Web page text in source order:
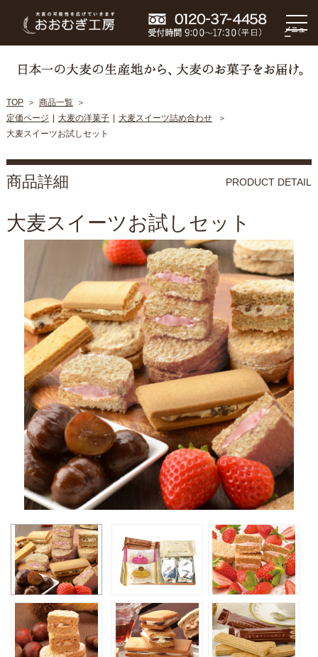
メニュ
ー
TOP
商品一覧
定価ページ
大麦の洋菓子
大麦スイーツ詰め合わせ
大麦スイーツお試しセット
商品詳細 PRODUCT DETAIL
大麦スイーツお試しセット